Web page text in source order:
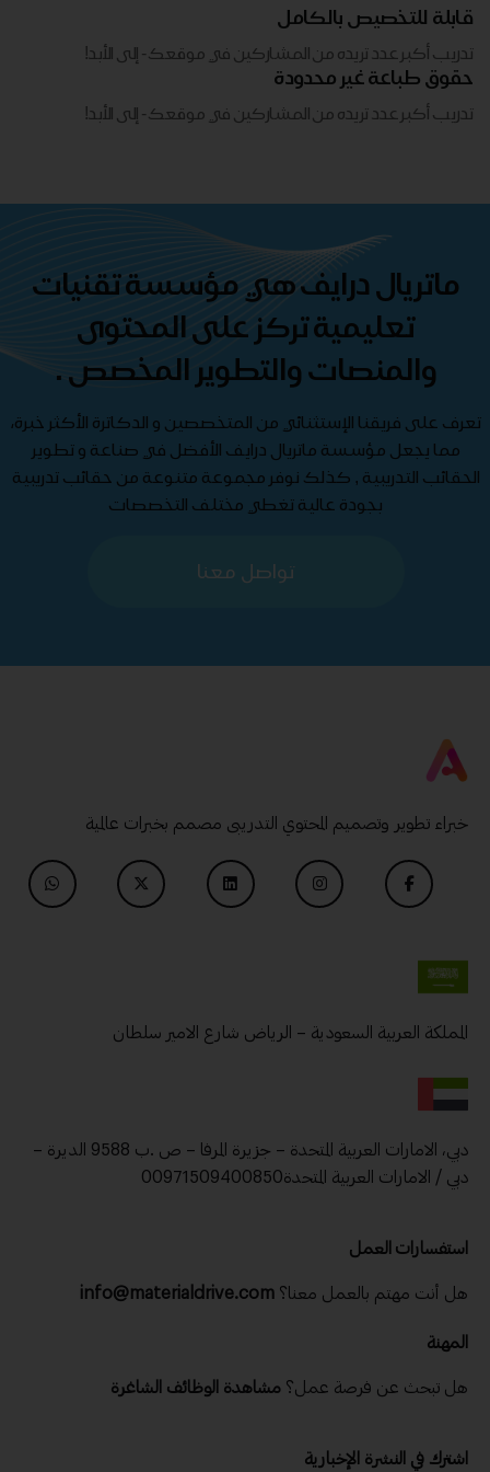
قابلة للتخصيص بالكامل
تدريب أكبر عدد تريده من المشاركين في موقعك - ​​إلى الأبد!
حقوق طباعة غير محدودة
تدريب أكبر عدد تريده من المشاركين في موقعك - ​​إلى الأبد!
ماتريال درايف هي مؤسسة تقنيات
تعليمية تركز على المحتوى
والمنصات والتطوير المخصص .
تعرف على فريقنا الإستثنائي من المتخصصين و الدكاترة الأكثر خبرة،
مما يجعل مؤسسة ماتريال درايف الأفضل في صناعة و تطوير
الحقائب التدريبية , كذلك نوفر مجموعة متنوعة من حقائب تدريبية
بجودة عالية تغطي مختلف التخصصات
تواصل معنا
خبراء تطوير وتصميم المحتوي التدريبى مصمم بخبرات عالمية
المملكة العربية السعودية – الرياض شارع الامير سلطان
دبي، الامارات العربية المتحدة – جزيرة المرفا – ص .ب 9588 الديرة –
دبي / الامارات العربية المتحدة00971509400850
استفسارات العمل
هل أنت مهتم بالعمل معنا؟ info@materialdrive.com
المهنة
هل تبحث عن فرصة عمل؟ مشاهدة الوظائف الشاغرة
اشترك في النشرة الإخبارية